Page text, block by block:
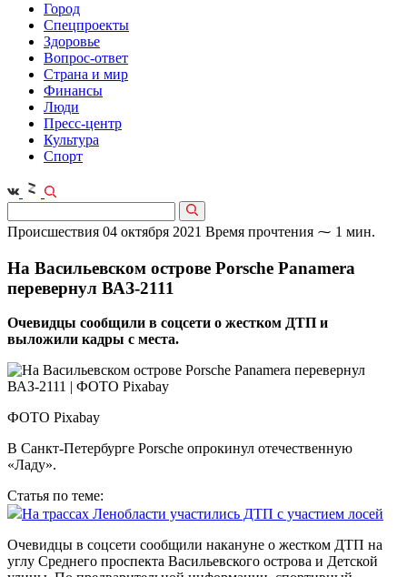
Город
Спецпроекты
Здоровье
Вопрос-ответ
Страна и мир
Финансы
Люди
Пресс-центр
Культура
Спорт
Происшествия 04 октября 2021 Время прочтения ⁓ 1 мин.
На Васильевском острове Porsche Panamera
перевернул ВАЗ-2111
Очевидцы сообщили в соцсети о жестком ДТП и
выложили кадры с места.
ФОТО Pixabay
В Санкт-Петербурге Porsche опрокинул отечественную
«Ладу».
Статья по теме:
На трассах Ленобласти участились ДТП с участием лосей
Очевидцы в соцсети сообщили накануне о жестком ДТП на
углу Среднего проспекта Васильевского острова и Детской